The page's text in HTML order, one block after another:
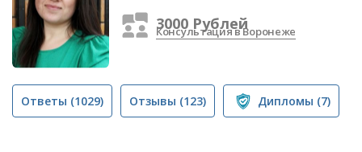
3000 Рублей
Консультация в Воронеже
Ответы (1029) Отзывы (123) Дипломы (7)